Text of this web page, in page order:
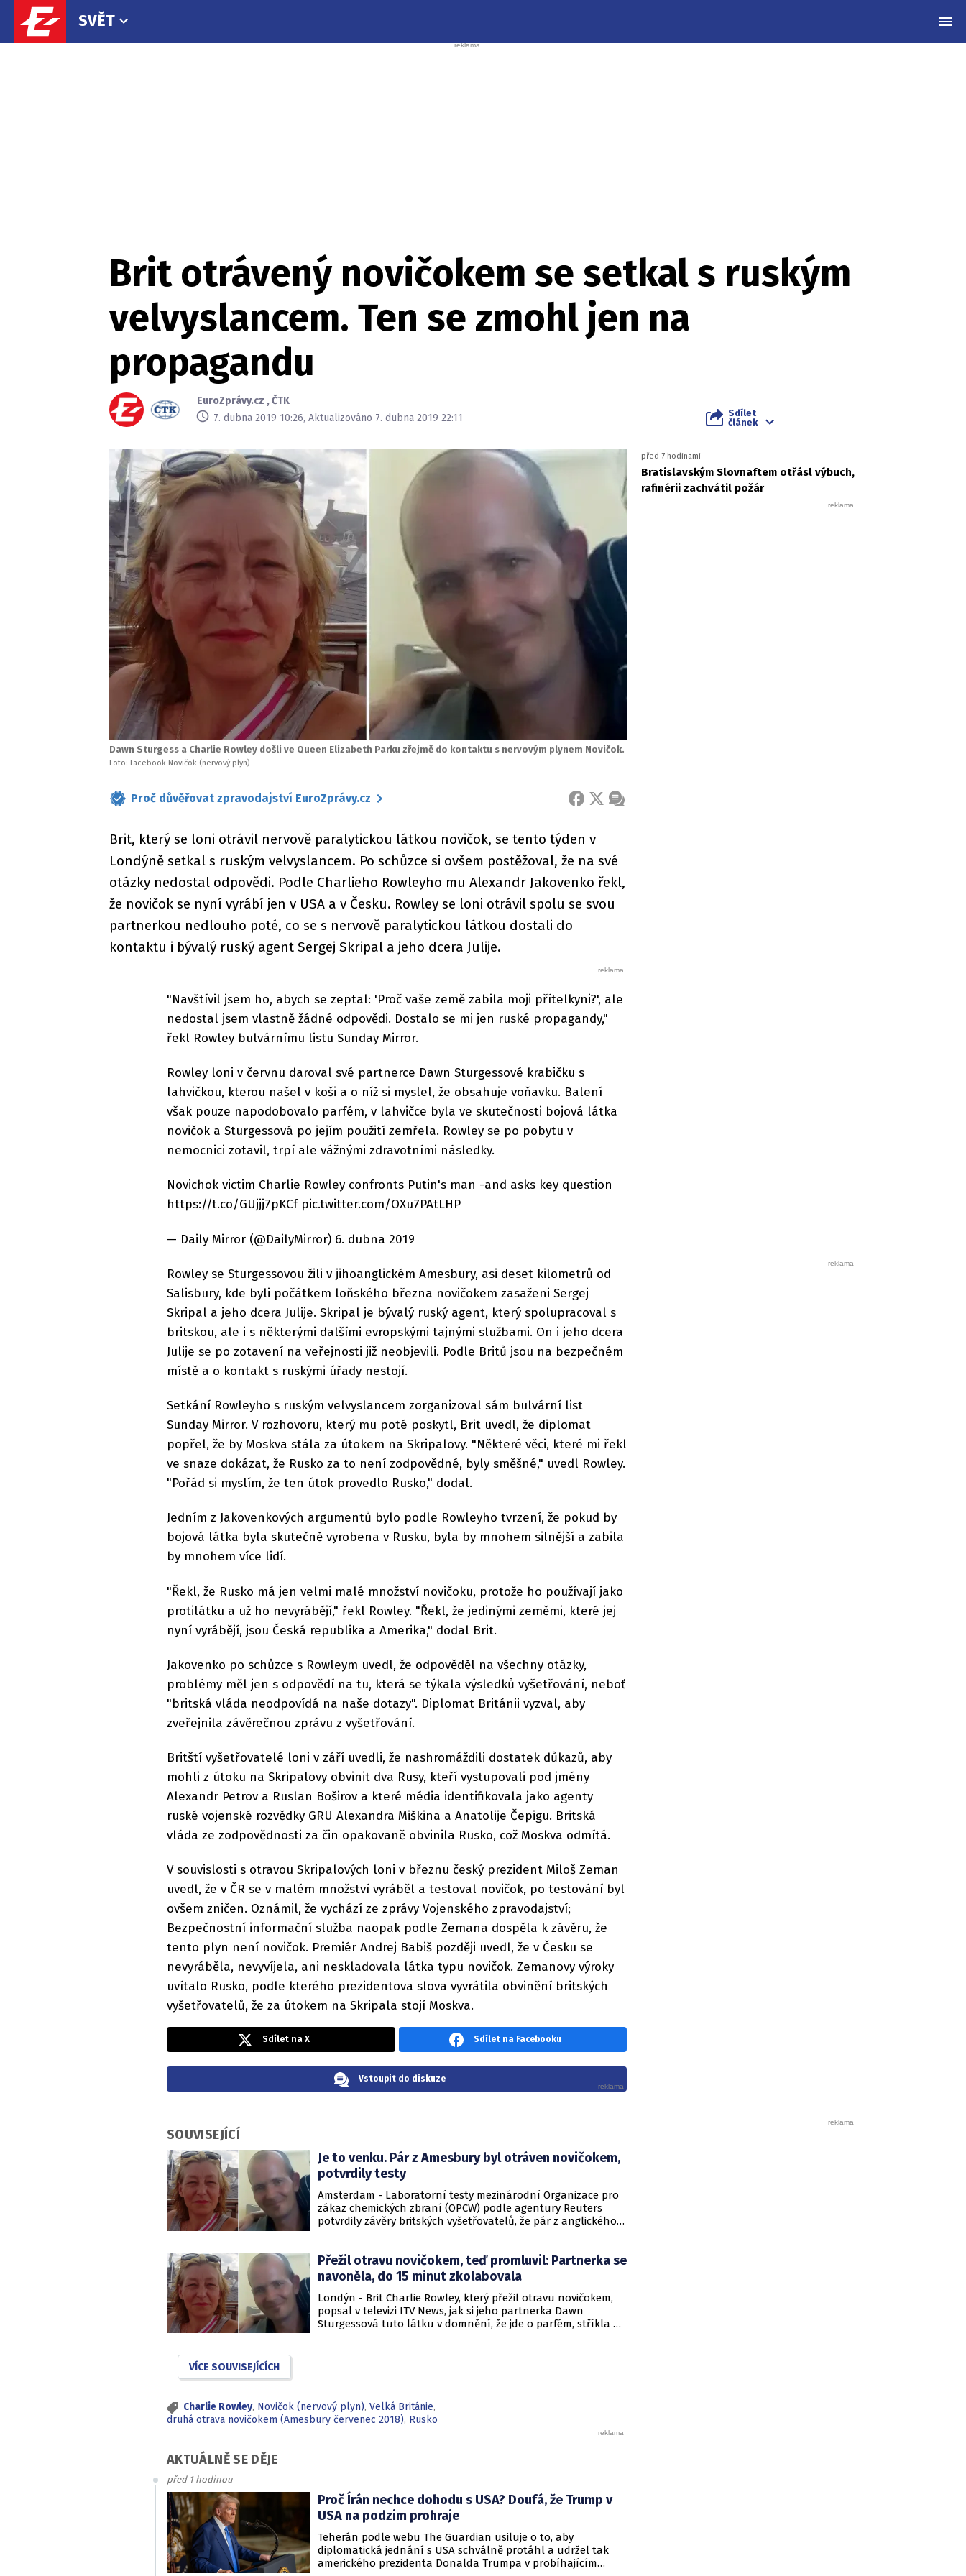
SVĚT
Brit otrávený novičokem se setkal s ruským
velvyslancem. Ten se zmohl jen na
propagandu
EuroZprávy.cz ,ČTK
7. dubna 2019 10:26, Aktualizováno 7. dubna 2019 22:11
Sdílet
článek
Dawn Sturgess a Charlie Rowley došli ve Queen Elizabeth Parku zřejmě do kontaktu s nervovým plynem Novičok.
Foto: Facebook Novičok (nervový plyn)
Proč důvěřovat zpravodajství EuroZprávy.cz FACEBOOK
X ZPRÁVA
Brit, který se loni otrávil nervově paralytickou látkou novičok, se tento týden v
Londýně setkal s ruským velvyslancem. Po schůzce si ovšem postěžoval, že na své
otázky nedostal odpovědi. Podle Charlieho Rowleyho mu Alexandr Jakovenko řekl,
že novičok se nyní vyrábí jen v USA a v Česku. Rowley se loni otrávil spolu se svou
partnerkou nedlouho poté, co se s nervově paralytickou látkou dostali do
kontaktu i bývalý ruský agent Sergej Skripal a jeho dcera Julije.
"Navštívil jsem ho, abych se zeptal: 'Proč vaše země zabila moji přítelkyni?', ale
nedostal jsem vlastně žádné odpovědi. Dostalo se mi jen ruské propagandy,"
řekl Rowley bulvárnímu listu Sunday Mirror.
Rowley loni v červnu daroval své partnerce Dawn Sturgessové krabičku s
lahvičkou, kterou našel v koši a o níž si myslel, že obsahuje voňavku. Balení
však pouze napodobovalo parfém, v lahvičce byla ve skutečnosti bojová látka
novičok a Sturgessová po jejím použití zemřela. Rowley se po pobytu v
nemocnici zotavil, trpí ale vážnými zdravotními následky.
Novichok victim Charlie Rowley confronts Putin's man -and asks key question
https://t.co/GUjjj7pKCf pic.twitter.com/OXu7PAtLHP
— Daily Mirror (@DailyMirror) 6. dubna 2019
Rowley se Sturgessovou žili v jihoanglickém Amesbury, asi deset kilometrů od
Salisbury, kde byli počátkem loňského března novičokem zasaženi Sergej
Skripal a jeho dcera Julije. Skripal je bývalý ruský agent, který spolupracoval s
britskou, ale i s některými dalšími evropskými tajnými službami. On i jeho dcera
Julije se po zotavení na veřejnosti již neobjevili. Podle Britů jsou na bezpečném
místě a o kontakt s ruskými úřady nestojí.
Setkání Rowleyho s ruským velvyslancem zorganizoval sám bulvární list
Sunday Mirror. V rozhovoru, který mu poté poskytl, Brit uvedl, že diplomat
popřel, že by Moskva stála za útokem na Skripalovy. "Některé věci, které mi řekl
ve snaze dokázat, že Rusko za to není zodpovědné, byly směšné," uvedl Rowley.
"Pořád si myslím, že ten útok provedlo Rusko," dodal.
Jedním z Jakovenkových argumentů bylo podle Rowleyho tvrzení, že pokud by
bojová látka byla skutečně vyrobena v Rusku, byla by mnohem silnější a zabila
by mnohem více lidí.
"Řekl, že Rusko má jen velmi malé množství novičoku, protože ho používají jako
protilátku a už ho nevyrábějí," řekl Rowley. "Řekl, že jedinými zeměmi, které jej
nyní vyrábějí, jsou Česká republika a Amerika," dodal Brit.
Jakovenko po schůzce s Rowleym uvedl, že odpověděl na všechny otázky,
problémy měl jen s odpovědí na tu, která se týkala výsledků vyšetřování, neboť
"britská vláda neodpovídá na naše dotazy". Diplomat Británii vyzval, aby
zveřejnila závěrečnou zprávu z vyšetřování.
Britští vyšetřovatelé loni v září uvedli, že nashromáždili dostatek důkazů, aby
mohli z útoku na Skripalovy obvinit dva Rusy, kteří vystupovali pod jmény
Alexandr Petrov a Ruslan Boširov a které média identifikovala jako agenty
ruské vojenské rozvědky GRU Alexandra Miškina a Anatolije Čepigu. Britská
vláda ze zodpovědnosti za čin opakovaně obvinila Rusko, což Moskva odmítá.
V souvislosti s otravou Skripalových loni v březnu český prezident Miloš Zeman
uvedl, že v ČR se v malém množství vyráběl a testoval novičok, po testování byl
ovšem zničen. Oznámil, že vychází ze zprávy Vojenského zpravodajství;
Bezpečnostní informační služba naopak podle Zemana dospěla k závěru, že
tento plyn není novičok. Premiér Andrej Babiš později uvedl, že v Česku se
nevyráběla, nevyvíjela, ani neskladovala látka typu novičok. Zemanovy výroky
uvítalo Rusko, podle kterého prezidentova slova vyvrátila obvinění britských
vyšetřovatelů, že za útokem na Skripala stojí Moskva.
před 7 hodinami
Bratislavským Slovnaftem otřásl výbuch,
rafinérii zachvátil požár
Sdílet na X Sdílet na Facebooku
Vstoupit do diskuze
SOUVISEJÍCÍ
Je to venku. Pár z Amesbury byl otráven novičokem,
potvrdily testy
Amsterdam - Laboratorní testy mezinárodní Organizace pro
zákaz chemických zbraní (OPCW) podle agentury Reuters
potvrdily závěry britských vyšetřovatelů, že pár z anglického
pětačtyřicetiletý Charlie Rowley a o rok mladší Dawn
Sturgessová, která později zemřela.
Přežil otravu novičokem, teď promluvil: Partnerka se
navoněla, do 15 minut zkolabovala
Londýn - Brit Charlie Rowley, který přežil otravu novičokem,
popsal v televizi ITV News, jak si jeho partnerka Dawn
Sturgessová tuto látku v domnění, že jde o parfém, stříkla na
VÍCE SOUVISEJÍCÍCH
Charlie Rowley, Novičok (nervový plyn), Velká Británie,
druhá otrava novičokem (Amesbury červenec 2018), Rusko
AKTUÁLNĚ SE DĚJE
před 1 hodinou
Proč Írán nechce dohodu s USA? Doufá, že Trump v
USA na podzim prohraje
Teherán podle webu The Guardian usiluje o to, aby
diplomatická jednání s USA schválně protáhl a udržel tak
amerického prezidenta Donalda Trumpa v probíhajícím